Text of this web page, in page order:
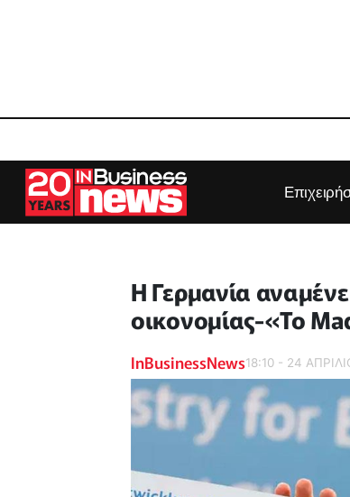
Η Γερμανία
οικονομίας-«Το
InBusinessNews18:10 - 24